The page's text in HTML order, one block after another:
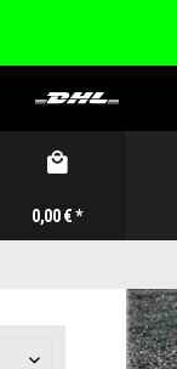
0,00 € *